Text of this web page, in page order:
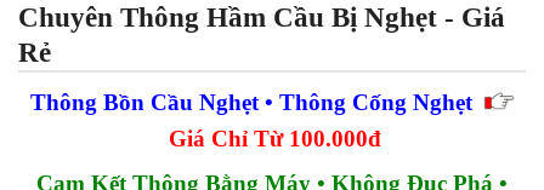
Chuyên Thông Hầm Cầu Bị Nghẹt - Giá
Rẻ
Thông Bồn Cầu Nghẹt • Thông Cống Nghẹt
Giá Chỉ Từ 100.000đ
Cam Kết Thông Bằng Máy • Không Đục Phá •